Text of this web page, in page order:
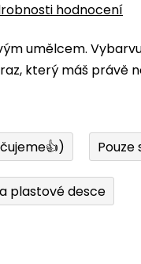
hodnocení
umělcem.
který máš právě
plastové desce